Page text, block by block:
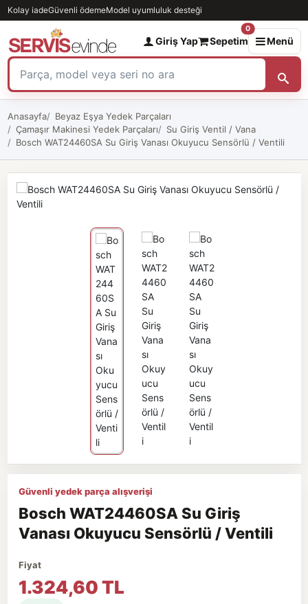
Kolay iadeGüvenli ödemeModel uyumluluk desteği
Giriş Yap Sepetim
0
Menü
Anasayfa
Beyaz Eşya Yedek Parçaları
Çamaşır Makinesi Yedek Parçaları
Su Giriş Ventil / Vana
Bosch WAT24460SA Su Giriş Vanası Okuyucu Sensörlü / Ventili
Güvenli yedek parça alışverişi
Bosch WAT24460SA Su Giriş
Vanası Okuyucu Sensörlü / Ventili
Fiyat
1.324,60 TL